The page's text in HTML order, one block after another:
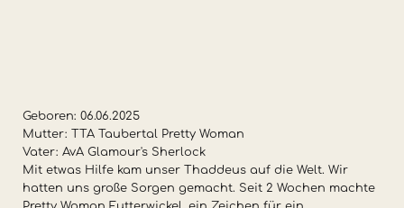
Geboren: 06.06.2025
Mutter: TTA Taubertal Pretty Woman
Vater: AvA Glamour's Sherlock
Mit etwas Hilfe kam unser Thaddeus auf die Welt. Wir
hatten uns große Sorgen gemacht. Seit 2 Wochen machte